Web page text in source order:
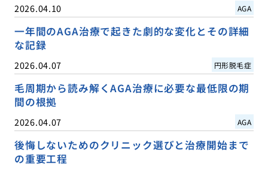
2026.04.10 AGA
一年間のAGA治療で起きた劇的な変化とその詳細
な記録
2026.04.07 円形脱毛症
毛周期から読み解くAGA治療に必要な最低限の期
間の根拠
2026.04.07 AGA
後悔しないためのクリニック選びと治療開始まで
の重要工程